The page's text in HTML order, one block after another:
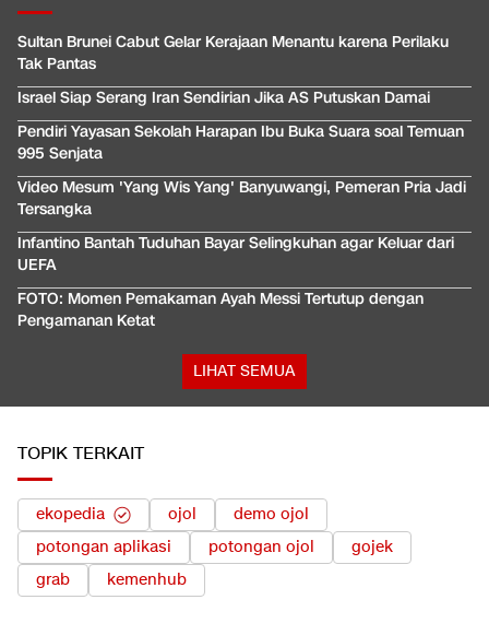
Sultan Brunei Cabut Gelar Kerajaan Menantu karena Perilaku
Tak Pantas
Israel Siap Serang Iran Sendirian Jika AS Putuskan Damai
Pendiri Yayasan Sekolah Harapan Ibu Buka Suara soal Temuan
995 Senjata
Video Mesum 'Yang Wis Yang' Banyuwangi, Pemeran Pria Jadi
Tersangka
Infantino Bantah Tuduhan Bayar Selingkuhan agar Keluar dari
UEFA
FOTO: Momen Pemakaman Ayah Messi Tertutup dengan
Pengamanan Ketat
LIHAT SEMUA
TOPIK TERKAIT
ekopedia ojol
demo ojol
potongan aplikasi
potongan ojol
gojek
grab
kemenhub